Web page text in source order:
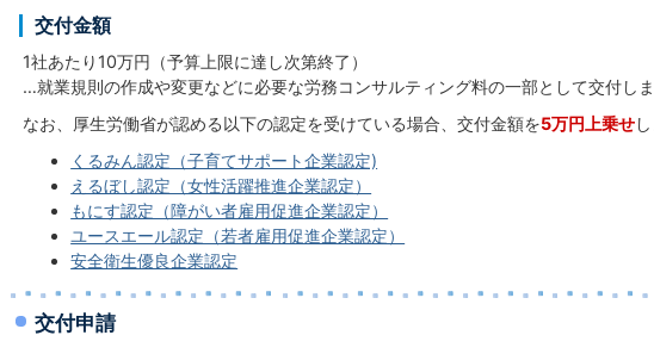
交付金額
1社あたり10万円（予算上限に達し次第終了）
…就業規則の作成や変更などに必要な労務コンサルティング料の一部として交付しま
なお、厚生労働省が認める以下の認定を受けている場合、交付金額を5万円上乗せ
くるみん認定（子育てサポート企業認定)
えるぼし認定（女性活躍推進企業認定）
もにす認定（障がい者雇用促進企業認定）
ユースエール認定（若者雇用促進企業認定）
安全衛生優良企業認定
交付申請